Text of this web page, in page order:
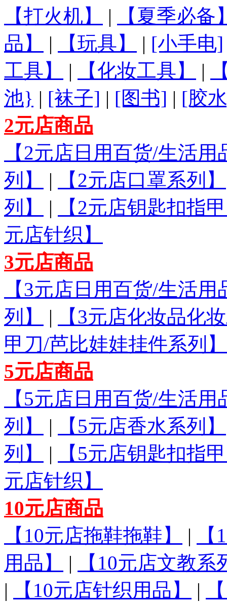
【打火机】
|
【夏季必备
品】
| 【玩具】 | [小手电]
工具】
| 【化妆工具】 |
池} | [袜子] | [图书] | [胶
2元店商品
【2元店日用百货/生活
列】
| 【2元店口罩系列】
列】
|
【2元店钥匙扣指
元店针织】
3元店商品
【3元店日用百货/生活
列】
|
【3元店化妆品化
甲刀/芭比娃娃挂件系列】
5元店商品
【5元店日用百货/生活
列】
| 【5元店香水系列】
列】
|
【5元店钥匙扣指
元店针织】
10元店商品
【10元店拖鞋拖鞋】
|
用品】
|
【10元店文教系
|
【10元店针织用品】 |